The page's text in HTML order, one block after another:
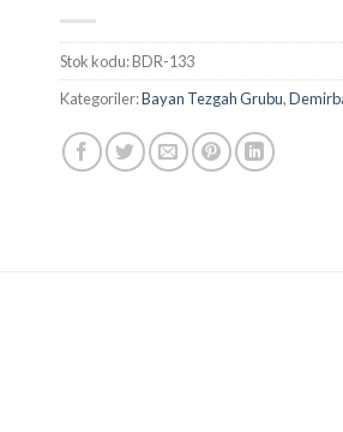
Stok kodu:BDR-133
Kategoriler:Bayan Tezgah Grubu,